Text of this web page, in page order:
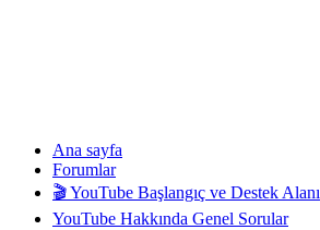
Ana sayfa
Forumlar
🎬 YouTube Başlangıç ve Destek Alanı
YouTube Hakkında Genel Sorular